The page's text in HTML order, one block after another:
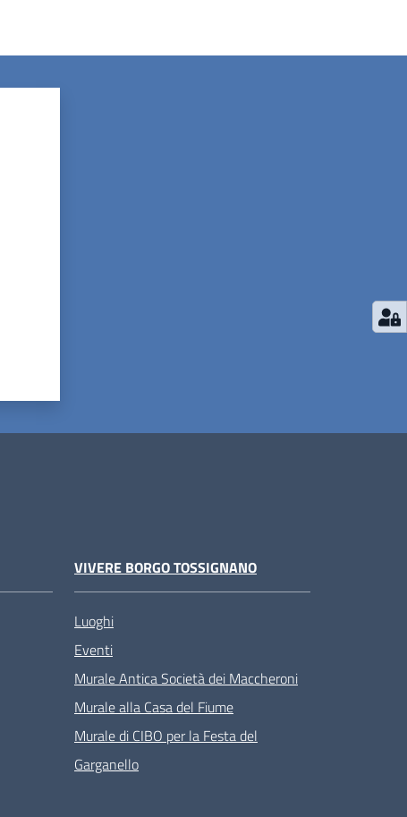
VIVERE BORGO TOSSIGNANO
Luoghi
Eventi
Murale Antica Società dei Maccheroni
Murale alla Casa del Fiume
Murale di CIBO per la Festa del
Garganello